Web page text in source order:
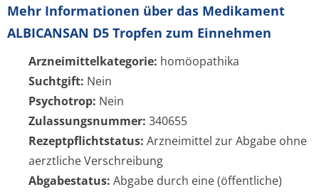
Mehr Informationen über das Medikament
ALBICANSAN D5 Tropfen zum Einnehmen
Arzneimittelkategorie: homöopathika
Suchtgift: Nein
Psychotrop: Nein
Zulassungsnummer: 340655
Rezeptpflichtstatus: Arzneimittel zur Abgabe ohne
aerztliche Verschreibung
Abgabestatus: Abgabe durch eine (öffentliche)